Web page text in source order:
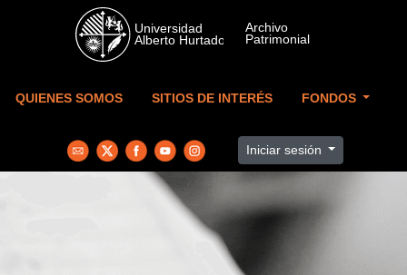
Skip to main content
QUIENES SOMOS SITIOS DE INTERÉS FONDOS
Iniciar sesión